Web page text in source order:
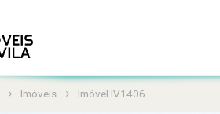
Imóveis Imóvel IV1406